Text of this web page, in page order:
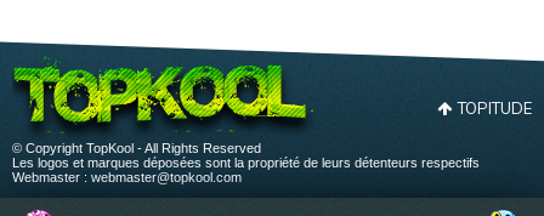
TOPITUDE
© Copyright TopKool - All Rights Reserved
Les logos et marques déposées sont la propriété de leurs détenteurs respectifs
Webmaster : webmaster@topkool.com